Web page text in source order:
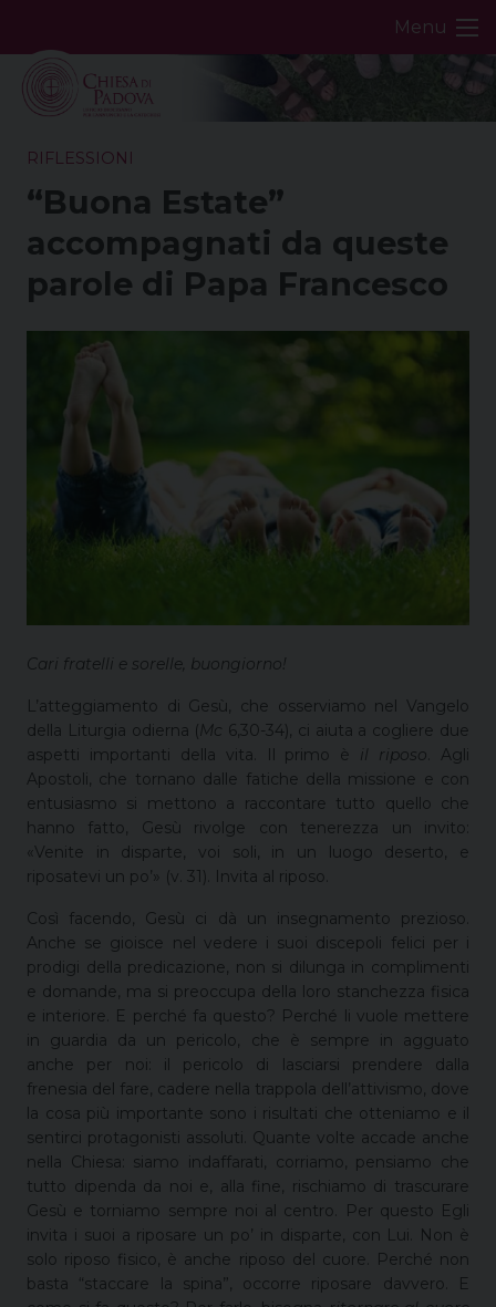
content
Menu
RIFLESSIONI
“Buona Estate”
accompagnati da queste
parole di Papa Francesco
Cari fratelli e sorelle, buongiorno!
L’atteggiamento di Gesù, che osserviamo nel Vangelo
della Liturgia odierna (Mc 6,30-34), ci aiuta a cogliere due
aspetti importanti della vita. Il primo è il riposo . Agli
Apostoli, che tornano dalle fatiche della missione e con
entusiasmo si mettono a raccontare tutto quello che
hanno fatto, Gesù rivolge con tenerezza un invito:
«Venite in disparte, voi soli, in un luogo deserto, e
riposatevi un po’» (v. 31). Invita al riposo.
Così facendo, Gesù ci dà un insegnamento prezioso.
Anche se gioisce nel vedere i suoi discepoli felici per i
prodigi della predicazione, non si dilunga in complimenti
e domande, ma si preoccupa della loro stanchezza fisica
e interiore. E perché fa questo? Perché li vuole mettere
in guardia da un pericolo, che è sempre in agguato
anche per noi: il pericolo di lasciarsi prendere dalla
frenesia del fare, cadere nella trappola dell’attivismo, dove
la cosa più importante sono i risultati che otteniamo e il
sentirci protagonisti assoluti. Quante volte accade anche
nella Chiesa: siamo indaffarati, corriamo, pensiamo che
tutto dipenda da noi e, alla fine, rischiamo di trascurare
Gesù e torniamo sempre noi al centro. Per questo Egli
invita i suoi a riposare un po’ in disparte, con Lui. Non è
solo riposo fisico, è anche riposo del cuore. Perché non
basta “staccare la spina”, occorre riposare davvero. E